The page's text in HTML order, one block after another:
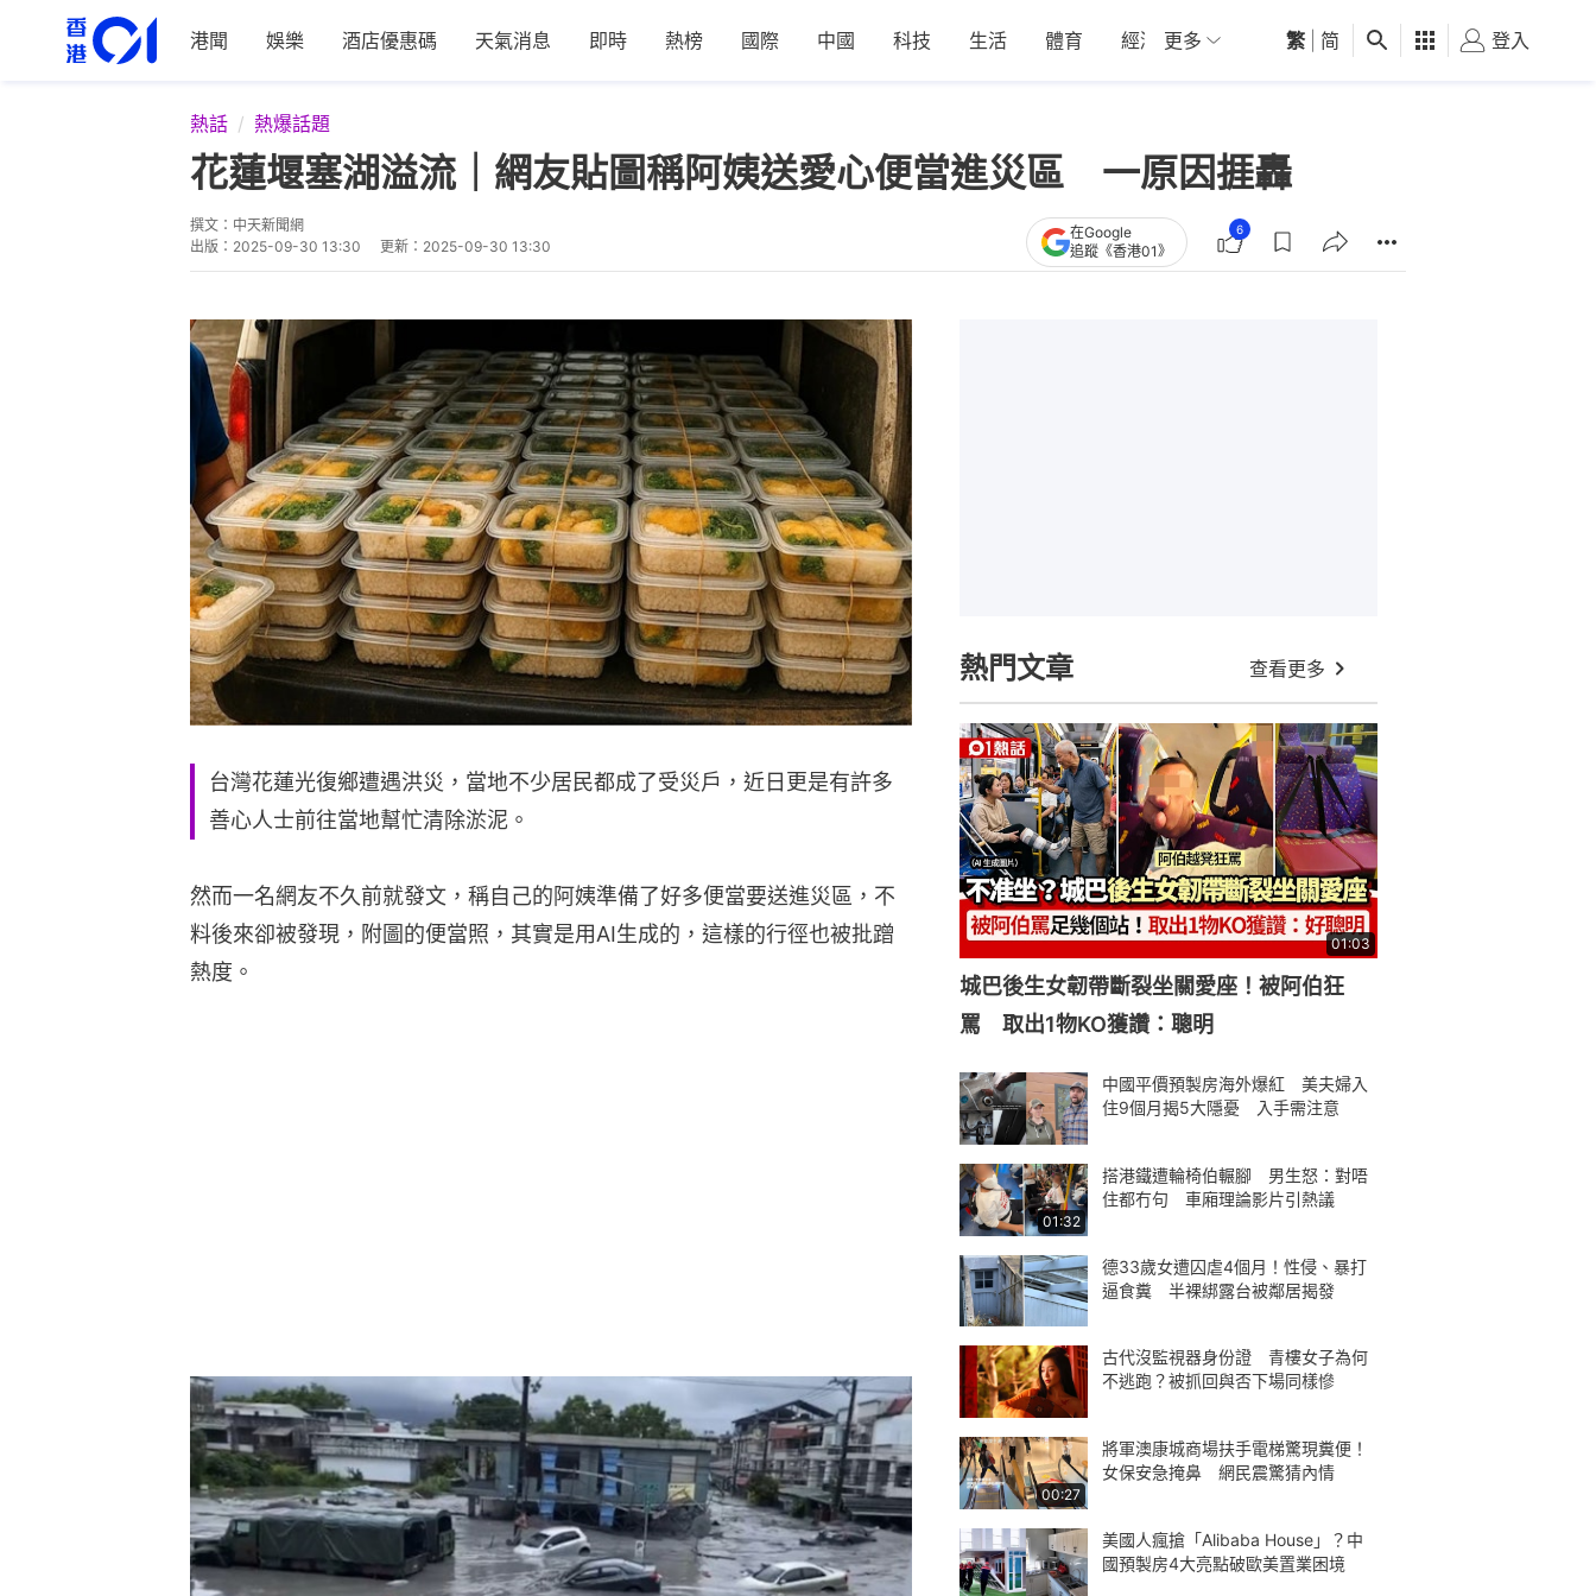
港聞 娛樂 酒店優惠碼 天氣消息 即時 熱榜 國際 中國 科技 生活 體育 經濟 01深圳 觀點 健康 好食玩飛
更多 繁 简 登入
熱話 熱爆話題
花蓮堰塞湖溢流｜網友貼圖稱阿姨送愛心便當進災區 一原因捱轟
撰文： 中天新聞網
出版： 2025-09-30 13:30 更新： 2025-09-30 13:30
在Google
追蹤《香港01》
6
台灣花蓮光復鄉遭遇洪災，當地不少居民都成了受災戶，近日更是有許多
善心人士前往當地幫忙清除淤泥。
然而一名網友不久前就發文，稱自己的阿姨準備了好多便當要送進災區，不
料後來卻被發現，附圖的便當照，其實是用AI生成的，這樣的行徑也被批蹭
熱度。
熱門文章 查看更多
01:03
城巴後生女韌帶斷裂坐關愛座！被阿伯狂
罵 取出1物KO獲讚：聰明
中國平價預製房海外爆紅 美夫婦入
住9個月揭5大隱憂 入手需注意
01:32
搭港鐵遭輪椅伯輾腳 男生怒：對唔
住都冇句 車廂理論影片引熱議
德33歲女遭囚虐4個月！性侵、暴打
逼食糞 半裸綁露台被鄰居揭發
古代沒監視器身份證 青樓女子為何
不逃跑？被抓回與否下場同樣慘
00:27
將軍澳康城商場扶手電梯驚現糞便！
女保安急掩鼻 網民震驚猜內情
美國人瘋搶「Alibaba House」？中
國預製房4大亮點破歐美置業困境